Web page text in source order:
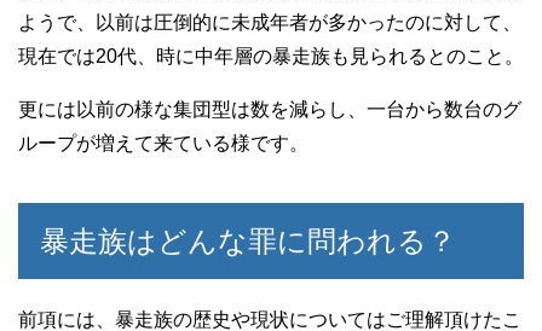
ようで、以前は圧倒的に未成年者が多かったのに対して、
現在では20代、時に中年層の暴走族も見られるとのこと。
更には以前の様な集団型は数を減らし、一台から数台のグ
ループが増えて来ている様です。
暴走族はどんな罪に問われる？
前項には、暴走族の歴史や現状についてはご理解頂けたこ